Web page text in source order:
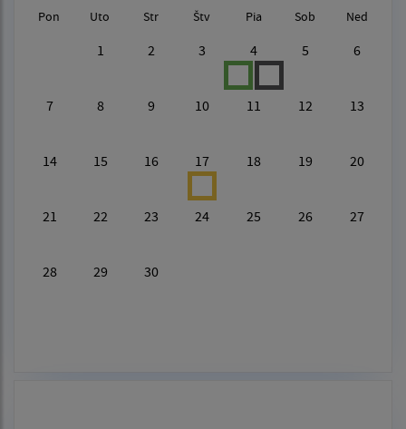
Pon Uto Str Štv Pia Sob Ned
1 2 3 4 5 6
7 8 9 10 11 12 13
14 15 16 17 18 19 20
21 22 23 24 25 26 27
28 29 30